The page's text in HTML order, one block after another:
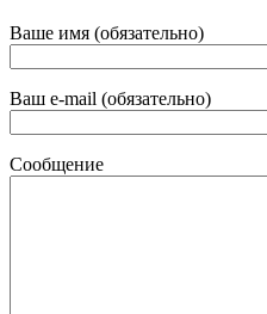
Ваше имя (обязательно)
Ваш e-mail (обязательно)
Сообщение